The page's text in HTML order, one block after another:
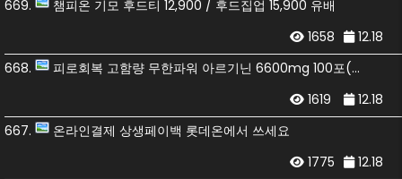
669.
챔피온 기모 후드티 12,900 / 후드집업 15,900 유배
1658
12.18
668.
피로회복 고함량 무한파워 아르기닌 6600mg 100포(1박스) (25,900원/무배)
1619
12.18
667.
온라인결제 상생페이백 롯데온에서 쓰세요
1775
12.18